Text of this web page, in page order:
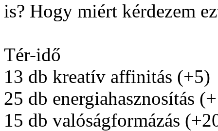
is? Hogy miért kérdezem
Tér-idő
13 db kreatív affinitás (+5)
25 db energiahasznosítás
15 db valóságformázás